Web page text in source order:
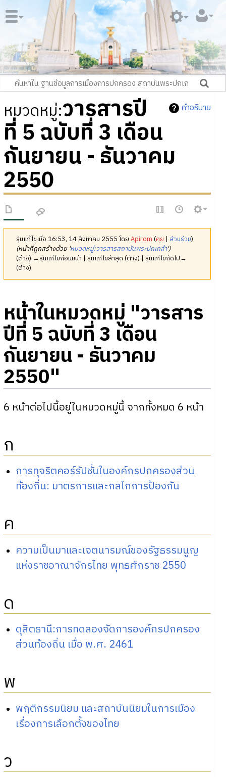
คำอธิบาย
หมวดหมู่:วารสารปี
ที่ 5 ฉบับที่ 3 เดือน
กันยายน - ธันวาคม
2550
รุ่นแก้ไขเมื่อ 16:53, 14 สิงหาคม 2555 โดยApirom (คุย | ส่วนร่วม)
(หน้าที่ถูกสร้างด้วย 'หมวดหมู่:วารสารสถาบันพระปกเกล้า')
(ต่าง) ←รุ่นแก้ไขก่อนหน้า | รุ่นแก้ไขล่าสุด (ต่าง) | รุ่นแก้ไขถัดไป→
(ต่าง)
หน้าในหมวดหมู่ "วารสาร
ปีที่ 5 ฉบับที่ 3 เดือน
กันยายน - ธันวาคม
2550"
6 หน้าต่อไปนี้อยู่ในหมวดหมู่นี้ จากทั้งหมด 6 หน้า
ก
การทุจริตคอร์รัปชั่นในองค์กรปกครองส่วน
ท้องถิ่น: มาตรการและกลไกการป้องกัน
ค
ความเป็นมาและเจตนารมณ์ของรัฐธรรมนูญ
แห่งราชอาณาจักรไทย พุทธศักราช 2550
ด
ดุสิตธานี:การทดลองจัดการองค์กรปกครอง
ส่วนท้องถิ่น เมื่อ พ.ศ. 2461
พ
พฤติกรรมนิยม และสถาบันนิยมในการเมือง
เรื่องการเลือกตั้งของไทย
ว